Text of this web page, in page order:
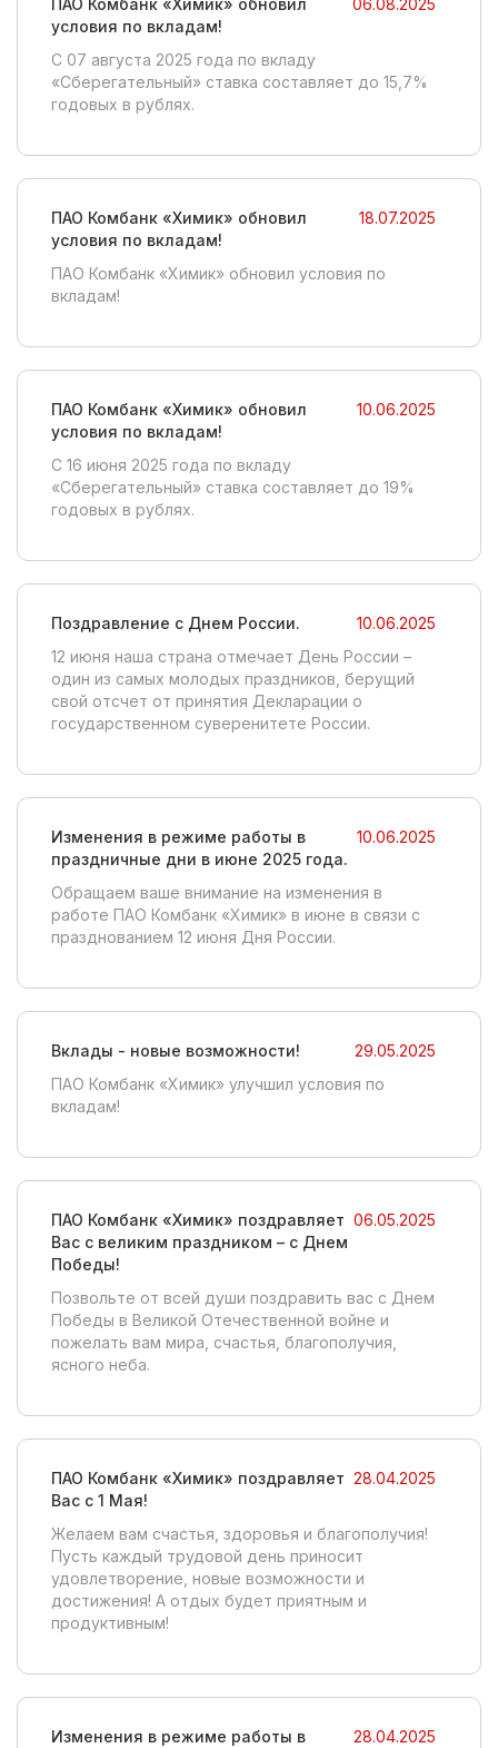
ПАО Комбанк «Химик» обновил
условия по вкладам!
06.08.2025
C 07 августа 2025 года по вкладу
«Сберегательный» ставка составляет до 15,7%
годовых в рублях.
ПАО Комбанк «Химик» обновил
условия по вкладам!
18.07.2025
ПАО Комбанк «Химик» обновил условия по
вкладам!
ПАО Комбанк «Химик» обновил
условия по вкладам!
10.06.2025
C 16 июня 2025 года по вкладу
«Сберегательный» ставка составляет до 19%
годовых в рублях.
Поздравление с Днем России.
10.06.2025
12 июня наша страна отмечает День России –
один из самых молодых праздников, берущий
свой отсчет от принятия Декларации о
государственном суверенитете России.
Изменения в режиме работы в
праздничные дни в июне 2025 года.
10.06.2025
Обращаем ваше внимание на изменения в
работе ПАО Комбанк «Химик» в июне в связи с
празднованием 12 июня Дня России.
Вклады - новые возможности!
29.05.2025
ПАО Комбанк «Химик» улучшил условия по
вкладам!
ПАО Комбанк «Химик» поздравляет
Вас с великим праздником – с Днем
Победы!
06.05.2025
Позвольте от всей души поздравить вас с Днем
Победы в Великой Отечественной войне и
пожелать вам мира, счастья, благополучия,
ясного неба.
ПАО Комбанк «Химик» поздравляет
Вас с 1 Мая!
28.04.2025
Желаем вам счастья, здоровья и благополучия!
Пусть каждый трудовой день приносит
удовлетворение, новые возможности и
достижения! А отдых будет приятным и
продуктивным!
Изменения в режиме работы в
28.04.2025